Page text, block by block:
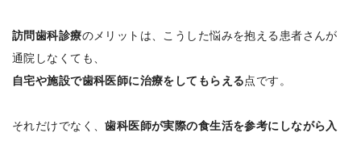
訪問歯科診療のメリットは、こうした悩みを抱える患者さんが
通院しなくても、
自宅や施設で歯科医師に治療をしてもらえる点です。
それだけでなく、歯科医師が実際の食生活を参考にしながら入